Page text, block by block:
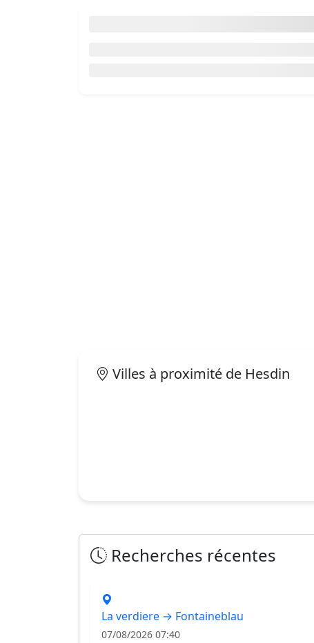
Villes à proximité de Hesdin
Recherches récentes
La verdiere → Fontaineblau
07/08/2026 07:40